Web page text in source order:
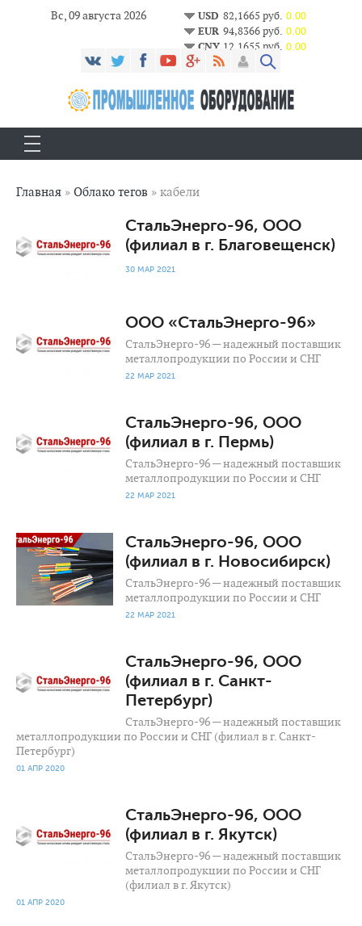
Вс, 09 августа 2026 USD 82,1665 руб. 0.00
EUR 94,8366 руб. 0.00
CNY 12,1655 руб. 0.00
Главная » Облако тегов » кабели
СтальЭнерго-96, ООО
(филиал в г. Благовещенск)
30 МАР 2021
ООО «СтальЭнерго-96»
СтальЭнерго-96 — надежный поставщик
металлопродукции по России и СНГ
22 МАР 2021
СтальЭнерго-96, ООО
(филиал в г. Пермь)
СтальЭнерго-96 — надежный поставщик
металлопродукции по России и СНГ
22 МАР 2021
СтальЭнерго-96, ООО
(филиал в г. Новосибирск)
СтальЭнерго-96 — надежный поставщик
металлопродукции по России и СНГ
22 МАР 2021
СтальЭнерго-96, ООО
(филиал в г. Санкт-
Петербург)
СтальЭнерго-96 — надежный поставщик
металлопродукции по России и СНГ (филиал в г. Санкт-
Петербург)
01 АПР 2020
СтальЭнерго-96, ООО
(филиал в г. Якутск)
СтальЭнерго-96 — надежный поставщик
металлопродукции по России и СНГ
(филиал в г. Якутск)
01 АПР 2020